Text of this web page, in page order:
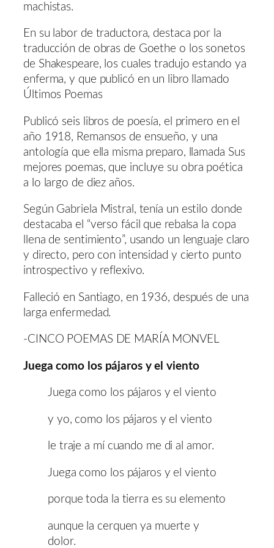
machistas.
En su labor de traductora, destaca por la
traducción de obras de Goethe o los sonetos
de Shakespeare, los cuales tradujo estando ya
enferma, y que publicó en un libro llamado
Últimos Poemas
Publicó seis libros de poesía, el primero en el
año 1918, Remansos de ensueño, y una
antología que ella misma preparo, llamada Sus
mejores poemas, que incluye su obra poética
a lo largo de diez años.
Según Gabriela Mistral, tenía un estilo donde
destacaba el “verso fácil que rebalsa la copa
llena de sentimiento”, usando un lenguaje claro
y directo, pero con intensidad y cierto punto
introspectivo y reflexivo.
Falleció en Santiago, en 1936, después de una
larga enfermedad.
-CINCO POEMAS DE MARÍA MONVEL
Juega como los pájaros y el viento
Juega como los pájaros y el viento
y yo, como los pájaros y el viento
le traje a mí cuando me di al amor.
Juega como los pájaros y el viento
porque toda la tierra es su elemento
aunque la cerquen ya muerte y
dolor.